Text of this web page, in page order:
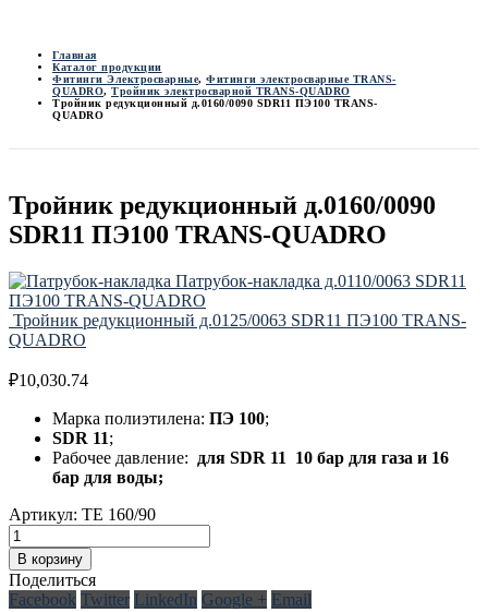
Главная
Каталог продукции
Фитинги Электросварные, Фитинги электросварные TRANS-
QUADRO, Тройник электросварной TRANS-QUADRO
Тройник редукционный д.0160/0090 SDR11 ПЭ100 TRANS-
QUADRO
Тройник редукционный д.0160/0090
SDR11 ПЭ100 TRANS-QUADRO
Патрубок-накладка д.0110/0063 SDR11
ПЭ100 TRANS-QUADRO
Тройник редукционный д.0125/0063 SDR11 ПЭ100 TRANS-
QUADRO
₽10,030.74
Марка полиэтилена: ПЭ 100;
SDR 11;
Рабочее давление: для SDR 11 10 бар для газа и 16
бар для воды;
Артикул: TE 160/90
В корзину
Поделиться
Facebook Twitter LinkedIn Google + Email